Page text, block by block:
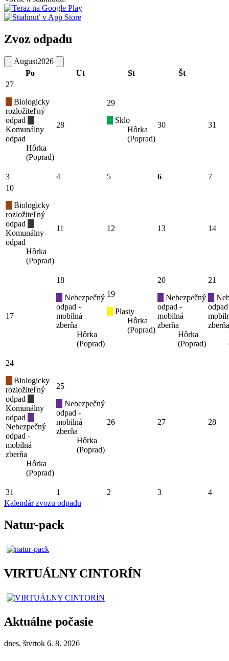
Zvoz odpadu
August2026
Po
Ut St Št
27
Biologicky
rozložiteľný
odpad
Komunálny
odpad
Hôrka
(Poprad)
28
29
Sklo
Hôrka
(Poprad)
30 31
3 4 5 6
7
10
Biologicky
rozložiteľný
odpad
Komunálny
odpad
Hôrka
(Poprad)
11 12 13 14
17
18
Nebezpečný
odpad -
mobilná
zberňa
Hôrka
(Poprad)
19
Plasty
Hôrka
(Poprad)
20
Nebezpečný
odpad -
mobilná
zberňa
Hôrka
(Poprad)
21
zberňa
24
Biologicky
rozložiteľný
odpad
Komunálny
odpad
Nebezpečný
odpad -
mobilná
zberňa
Hôrka
(Poprad)
25
Nebezpečný
odpad -
mobilná
zberňa
Hôrka
(Poprad)
26 27 28
31 1 2 3
4
Kalendár zvozu odpadu
Natur-pack
VIRTUÁLNY CINTORÍN
Aktuálne počasie
dnes, štvrtok 6. 8. 2026